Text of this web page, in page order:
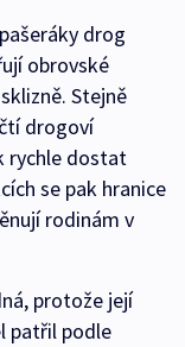
drog
obrovské
Stejně
drogoví
rychle dostat
se pak hranice
rodinám v
protože její
patřil podle